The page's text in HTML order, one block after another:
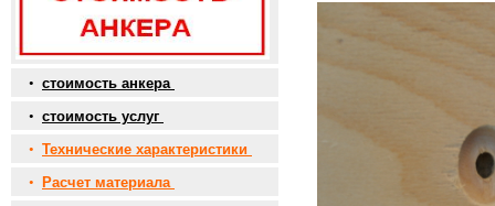
• стоимость анкера
• стоимость услуг
• Технические характеристики
•
Расчет материала